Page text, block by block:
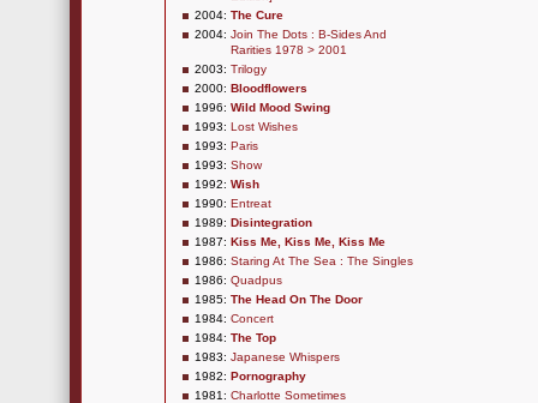
2004: The Cure
2004: Join The Dots : B-Sides And
Rarities 1978 > 2001
2003: Trilogy
2000: Bloodflowers
1996: Wild Mood Swing
1993: Lost Wishes
1993: Paris
1993: Show
1992: Wish
1990: Entreat
1989: Disintegration
1987: Kiss Me, Kiss Me, Kiss Me
1986: Staring At The Sea : The Singles
1986: Quadpus
1985: The Head On The Door
1984: Concert
1984: The Top
1983: Japanese Whispers
1982: Pornography
1981: Charlotte Sometimes